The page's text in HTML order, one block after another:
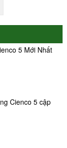
5 Mới Nhất
Cienco 5 cập